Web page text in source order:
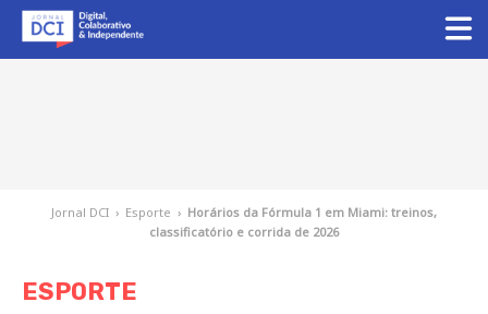
Jornal DCI › Esporte › Horários da Fórmula 1 em Miami: treinos,
classificatório e corrida de 2026
ESPORTE